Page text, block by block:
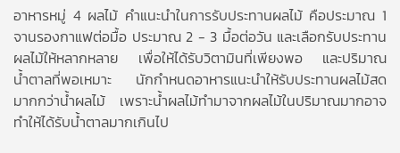
อาหารหมู่ 4 ผลไม้ คำแนะนำในการรับประทานผลไม้ คือประมาณ 1
จานรองกาแฟต่อมื้อ ประมาณ 2 - 3 มื้อต่อวัน และเลือกรับประทาน
ผลไม้ให้หลากหลาย เพื่อให้ได้รับวิตามินที่เพียงพอ และปริมาณ
น้ำตาลที่พอเหมาะ นักกำหนดอาหารแนะนำให้รับประทานผลไม้สด
มากกว่าน้ำผลไม้ เพราะน้ำผลไม้ทำมาจากผลไม้ในปริมาณมากอาจ
ทำให้ได้รับน้ำตาลมากเกินไป